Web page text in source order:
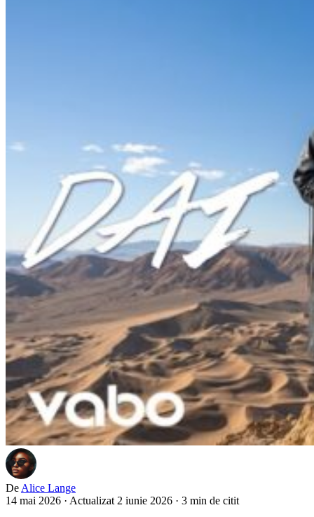
De Alice Lange
14 mai 2026 · Actualizat 2 iunie 2026 · 3 min de citit